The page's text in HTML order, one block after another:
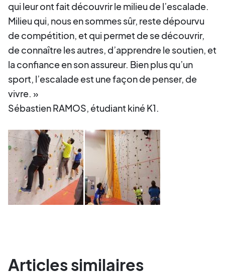
qui leur ont fait découvrir le milieu de l’escalade.
Milieu qui, nous en sommes sûr, reste dépourvu
de compétition, et qui permet de se découvrir,
de connaître les autres, d’apprendre le soutien, et
la confiance en son assureur. Bien plus qu’un
sport, l’escalade est une façon de penser, de
vivre. »
Sébastien RAMOS, étudiant kiné K1.
Articles similaires